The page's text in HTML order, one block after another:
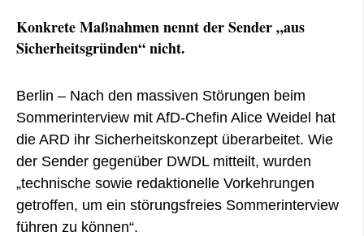
Konkrete Maßnahmen nennt der Sender „aus
Sicherheitsgründen“ nicht.
Berlin – Nach den massiven Störungen beim
Sommerinterview mit AfD-Chefin Alice Weidel hat
die ARD ihr Sicherheitskonzept überarbeitet. Wie
der Sender gegenüber DWDL mitteilt, wurden
„technische sowie redaktionelle Vorkehrungen
getroffen, um ein störungsfreies Sommerinterview
führen zu können“.